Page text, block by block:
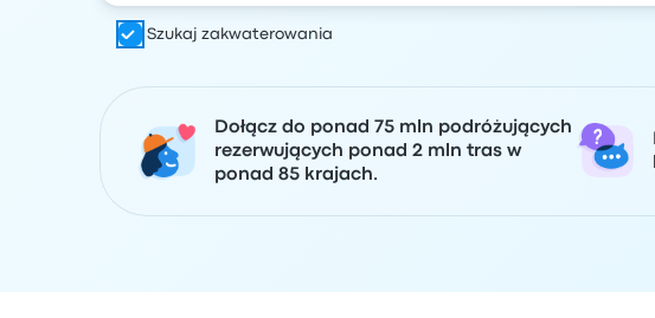
Szukaj zakwaterowania
Dołącz do ponad 75 mln podróżujących
rezerwujących ponad 2 mln tras w
ponad 85 krajach.